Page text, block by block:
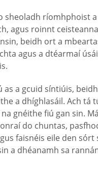
sheoladh ríomhphoist a
agus roinnt
beidh ort a
agus a dtéarmaí
as a gcuid síntiúis,
a dhíghlasáil. Ach tá
gnéithe fiú gan sin.
do chuntas,
faisnéis eile den sórt
a dhéanamh sa